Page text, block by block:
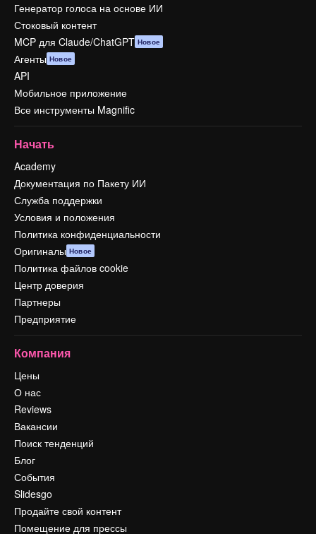
Генератор голоса на основе ИИ
Стоковый контент
MCP для Claude/ChatGPT Новое
Агенты Новое
API
Мобильное приложение
Все инструменты Magnific
Начать
Academy
Документация по Пакету ИИ
Служба поддержки
Условия и положения
Политика конфиденциальности
Оригиналы Новое
Политика файлов cookie
Центр доверия
Партнеры
Предприятие
Компания
Цены
О нас
Reviews
Вакансии
Поиск тенденций
Блог
События
Slidesgo
Продайте свой контент
Помещение для прессы